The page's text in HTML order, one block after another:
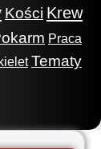
Kości Krew
Praca
Tematy